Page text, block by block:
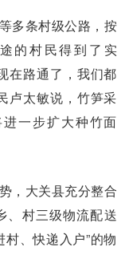
多条村级公路，按
的村民得到了实
在路通了，我们都
卢太敏说，竹笋采
一步扩大种竹面
，大关县充分整合
、村三级物流配送
、快递入户”的物